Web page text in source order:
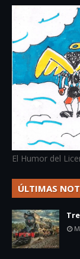
El Humor del
ÚLTIMAS